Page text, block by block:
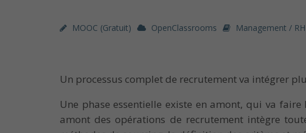
MOOC (gratuit) OpenClassrooms Management / RH
Un processus complet de recrutement va intégrer
Une phase essentielle existe en amont, qui va
amont des opérations de recrutement intègre